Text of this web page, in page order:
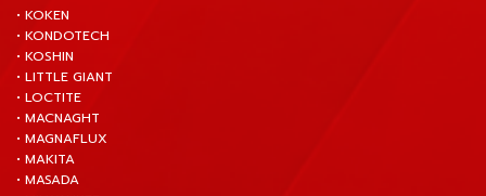
• KOKEN
• KONDOTECH
• KOSHIN
• LITTLE GIANT
• LOCTITE
• MACNAGHT
• MAGNAFLUX
• MAKITA
• MASADA